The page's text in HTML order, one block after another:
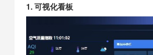
1. 可视化看板